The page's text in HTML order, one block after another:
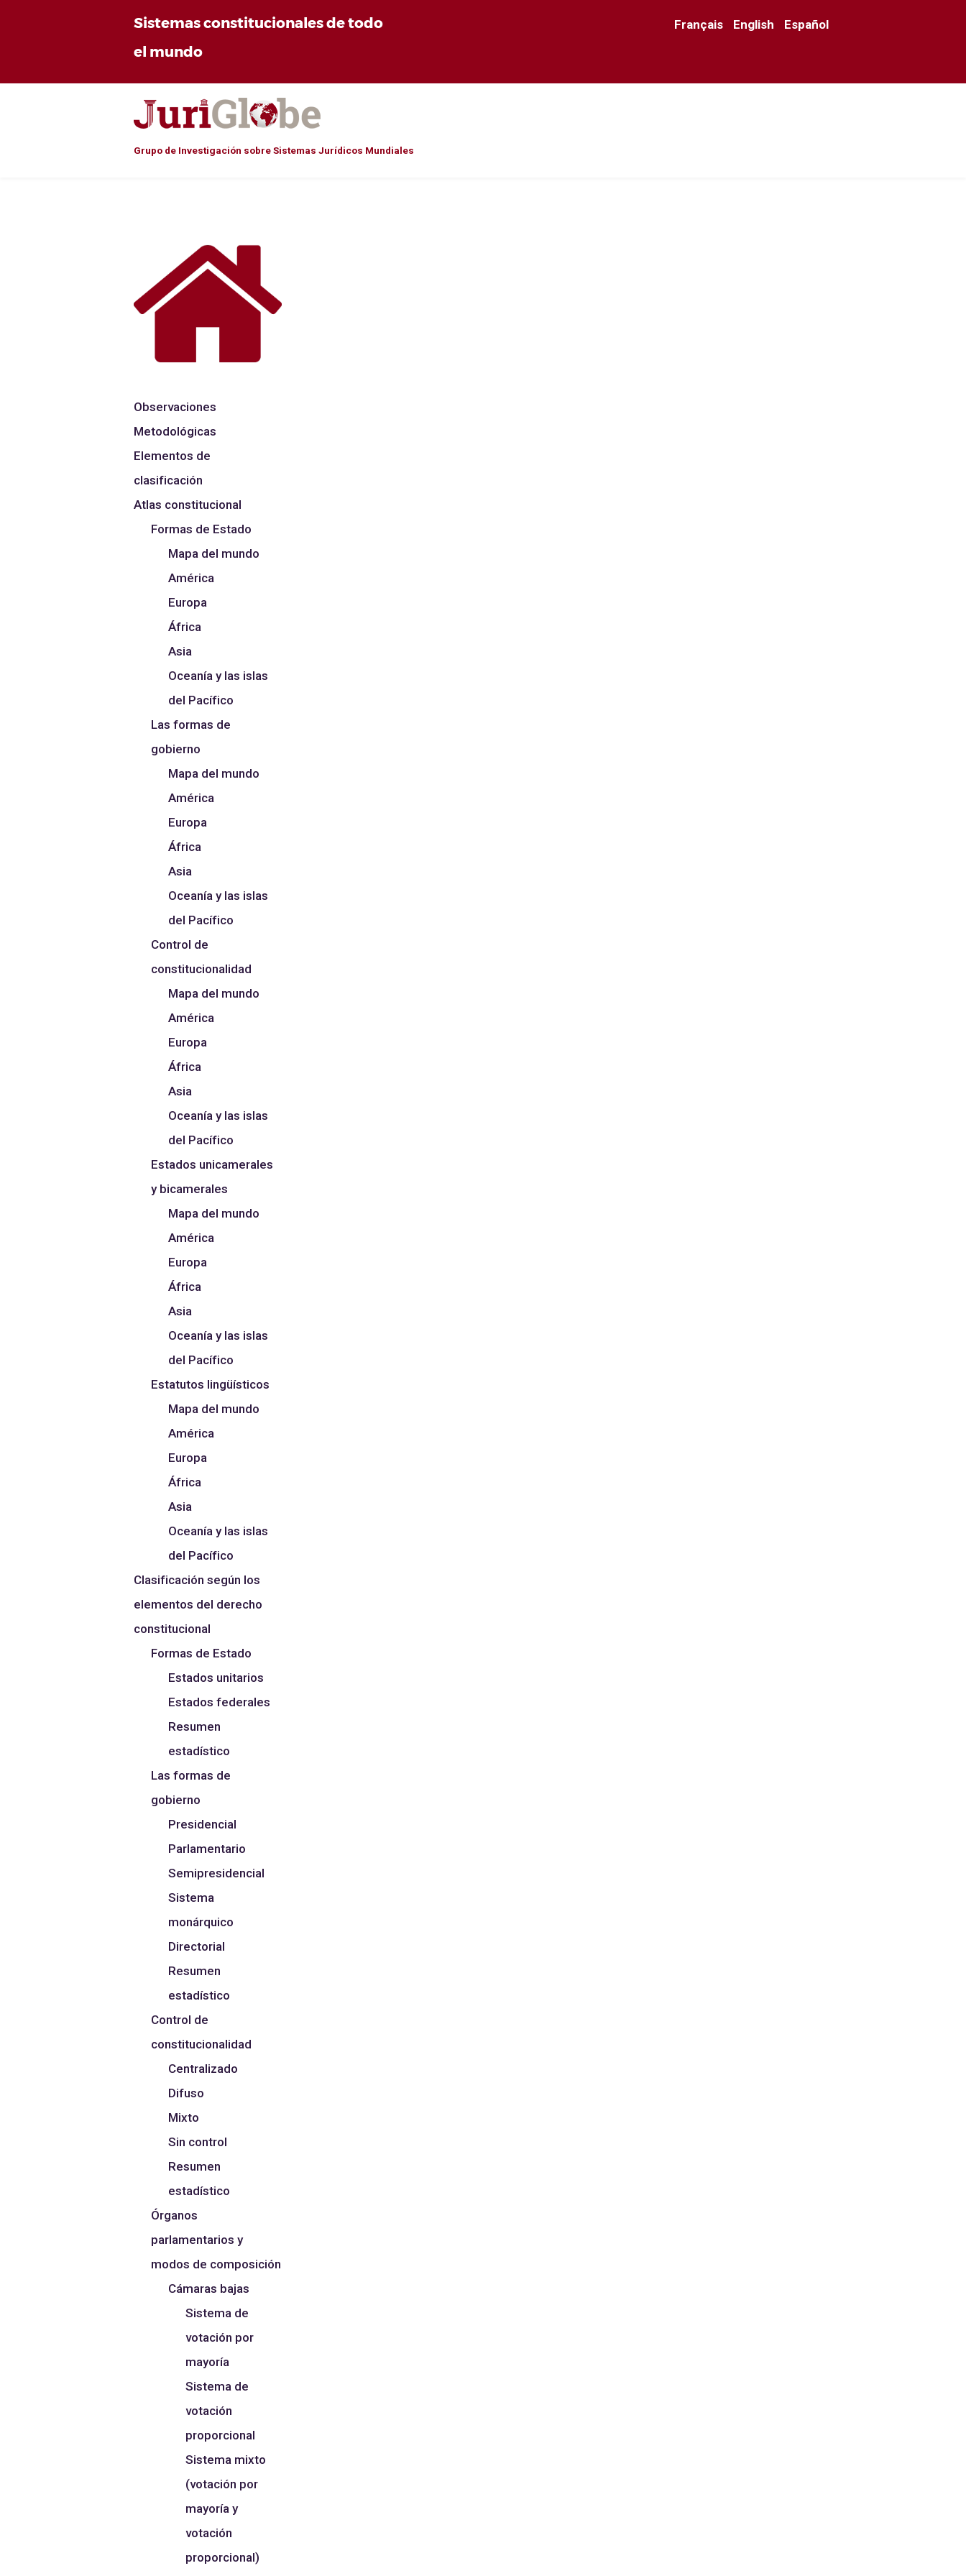
Sistemas constitucionales de todo
el mundo
Français English Español
Grupo de Investigación sobre Sistemas Jurídicos Mundiales
Observaciones
Metodológicas
Elementos de
clasificación
Atlas constitucional
Formas de Estado
Mapa del mundo
América
Europa
África
Asia
Oceanía y las islas
del Pacífico
Las formas de
gobierno
Mapa del mundo
América
Europa
África
Asia
Oceanía y las islas
del Pacífico
Control de
constitucionalidad
Mapa del mundo
América
Europa
África
Asia
Oceanía y las islas
del Pacífico
Estados unicamerales
y bicamerales
Mapa del mundo
América
Europa
África
Asia
Oceanía y las islas
del Pacífico
Estatutos lingüísticos
Mapa del mundo
América
Europa
África
Asia
Oceanía y las islas
del Pacífico
Clasificación según los
elementos del derecho
constitucional
Formas de Estado
Estados unitarios
Estados federales
Resumen
estadístico
Las formas de
gobierno
Presidencial
Parlamentario
Semipresidencial
Sistema
monárquico
Directorial
Resumen
estadístico
Control de
constitucionalidad
Centralizado
Difuso
Mixto
Sin control
Resumen
estadístico
Órganos
parlamentarios y
modos de composición
Cámaras bajas
Sistema de
votación por
mayoría
Sistema de
votación
proporcional
Sistema mixto
(votación por
mayoría y
votación
proporcional)